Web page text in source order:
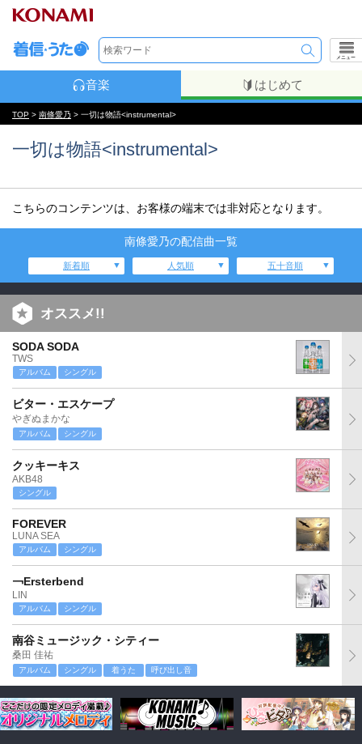
メニュー
音楽 はじめて
TOP > 南條愛乃 > 一切は物語<instrumental>
一切は物語<instrumental>
こちらのコンテンツは、お客様の端末では非対応となります。
南條愛乃の配信曲一覧
新着順 人気順 五十音順
オススメ!!
SODA SODA
TWS
アルバム シングル
ビター・エスケープ
やぎぬまかな
アルバム シングル
クッキーキス
AKB48
シングル
FOREVER
LUNA SEA
アルバム シングル
￢Ersterbend
LIN
アルバム シングル
南谷ミュージック・シティー
桑田 佳祐
アルバム シングル 着うた 呼び出し音